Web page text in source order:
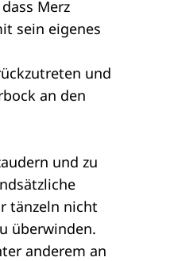
Merz
sein eigenes
und
an den
und zu
tänzeln nicht
überwinden.
anderem an